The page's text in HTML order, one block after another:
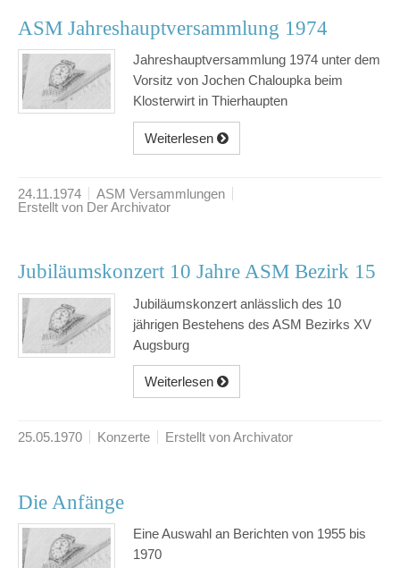
ASM Jahreshauptversammlung 1974
Jahreshauptversammlung 1974 unter dem
Vorsitz von Jochen Chaloupka beim
Klosterwirt in Thierhaupten
Weiterlesen
24.11.1974
ASM Versammlungen
Erstellt von Der Archivator
Jubiläumskonzert 10 Jahre ASM Bezirk 15
Jubiläumskonzert anlässlich des 10
jährigen Bestehens des ASM Bezirks XV
Augsburg
Weiterlesen
25.05.1970 Konzerte Erstellt von Archivator
Die Anfänge
Eine Auswahl an Berichten von 1955 bis
1970